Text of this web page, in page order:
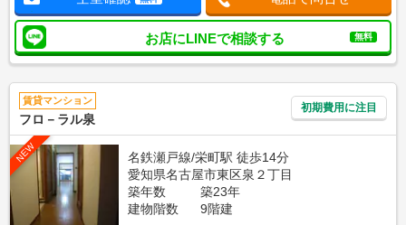
お店にLINEで相談する 無料
賃貸マンション
フロ－ラル泉
初期費用に注目
NEW
名鉄瀬戸線/栄町駅 徒歩14分
愛知県名古屋市東区泉２丁目
築年数
築23年
建物階数
9階建